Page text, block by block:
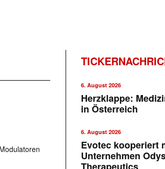
6. August 2026
Herzklappe:
in Österreich
6. August 2026
Evotec kooperiert
Unternehmen